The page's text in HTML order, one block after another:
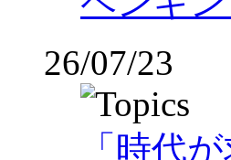
26/07/23
「時代